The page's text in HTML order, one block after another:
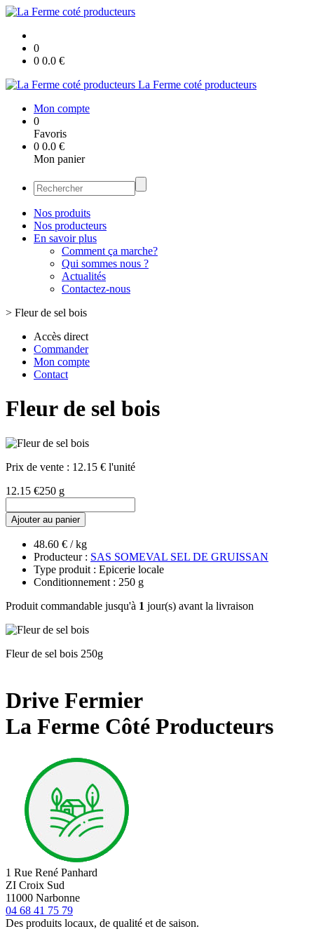
0
0 0.0 €
La Ferme coté producteurs
Mon compte
0
Favoris
0 0.0 €
Mon panier
Nos produits
Nos producteurs
En savoir plus
Comment ça marche?
Qui sommes nous ?
Actualités
Contactez-nous
> Fleur de sel bois
Accès direct
Commander
Mon compte
Contact
Fleur de sel bois
Prix de vente : 12.15 € l'unité
12.15 €250 g
Ajouter au panier
48.60 € / kg
Producteur : SAS SOMEVAL SEL DE GRUISSAN
Type produit : Epicerie locale
Conditionnement : 250 g
Produit commandable jusqu'à 1 jour(s) avant la livraison
Fleur de sel bois 250g
Drive Fermier
La Ferme Côté Producteurs
1 Rue René Panhard
ZI Croix Sud
11000 Narbonne
04 68 41 75 79
Des produits locaux, de qualité et de saison.